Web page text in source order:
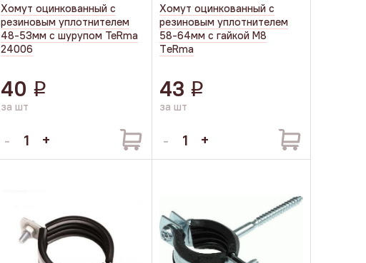
Хомут оцинкованный с
резиновым уплотнителем
48-53мм с шурупом TeRma
24006
40 q
за шт
Хомут оцинкованный с
резиновым уплотнителем
58-64мм с гайкой М8
TеRmа
43 q
за шт